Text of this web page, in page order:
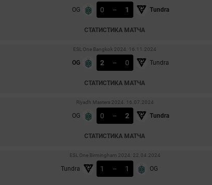
OG 0 – 1 Tundra
СТАТИСТИКА МАТЧА
ESL One Bangkok 2024. 16.11.2024
OG 2 – 0 Tundra
СТАТИСТИКА МАТЧА
Riyadh Masters 2024. 16.07.2024
OG 0 – 2 Tundra
СТАТИСТИКА МАТЧА
ESL One Birmingham 2024. 22.04.2024
Tundra 1 – 1 OG